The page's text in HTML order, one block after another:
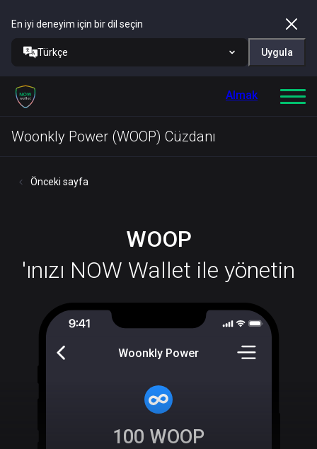
En iyi deneyim için bir dil seçin
Türkçe Uygula
Almak
Woonkly Power (WOOP) Cüzdanı
Önceki sayfa
WOOP
'ınızı NOW Wallet ile yönetin
Woonkly Power
100 WOOP